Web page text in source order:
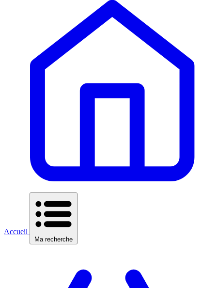
Accueil
Ma recherche